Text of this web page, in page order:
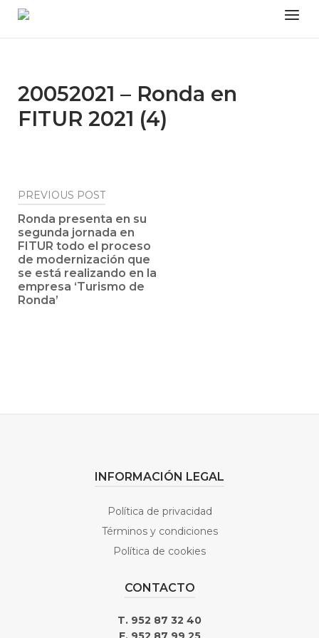
Skip
Menu
20052021 – Ronda en
FITUR 2021 (4)
Post
navigation
PREVIOUS POST
Ronda presenta en su
segunda jornada en
FITUR todo el proceso
de modernización que
se está realizando en la
empresa ‘Turismo de
Ronda’
INFORMACIÓN LEGAL
Política de privacidad
Términos y condiciones
Política de cookies
CONTACTO
T. 952 87 32 40